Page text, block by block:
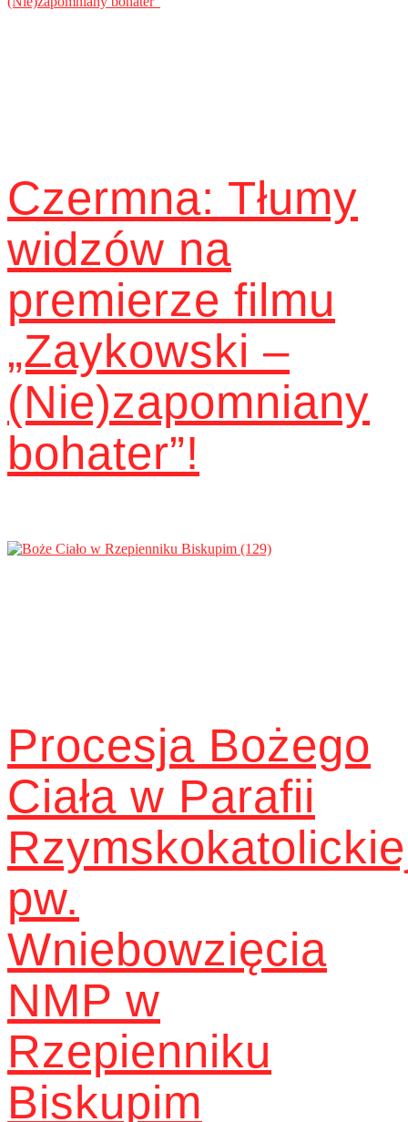
Czermna: Tłumy
widzów na
premierze filmu
„Zaykowski –
(Nie)zapomniany
bohater”!
Procesja Bożego
Ciała w Parafii
pw.
Wniebowzięcia
NMP w
Rzepienniku
Biskupim